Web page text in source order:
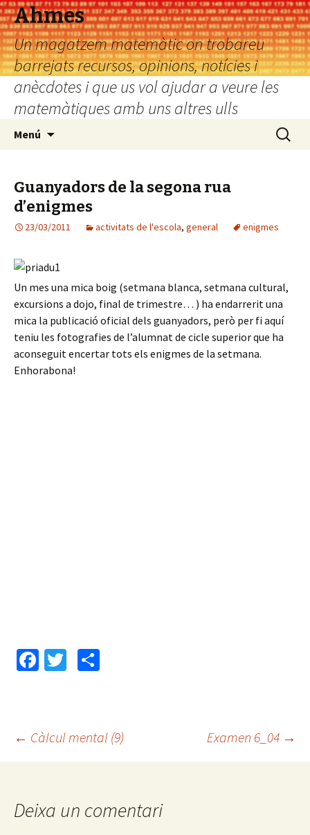
Ahmes
Un magatzem matemàtic on trobareu
barrejats recursos, opinions, notícies i
anècdotes i que us vol ajudar a veure les
matemàtiques amb uns altres ulls
Menú Cerca:
Guanyadors de la segona rua
d’enigmes
23/03/2011 activitats de l'escola, general enigmes
Un mes una mica boig (setmana blanca, setmana cultural,
excursions a dojo, final de trimestre… ) ha endarrerit una
mica la publicació oficial dels guanyadors, però per fi aquí
teniu les fotografies de l’alumnat de cicle superior que ha
aconseguit encertar tots els enigmes de la setmana.
Enhorabona!
Fa
o
o
k
T
p
ar
te
Navegació
pels
← Càlcul mental (9) Examen 6_04 →
Deixa un comentari